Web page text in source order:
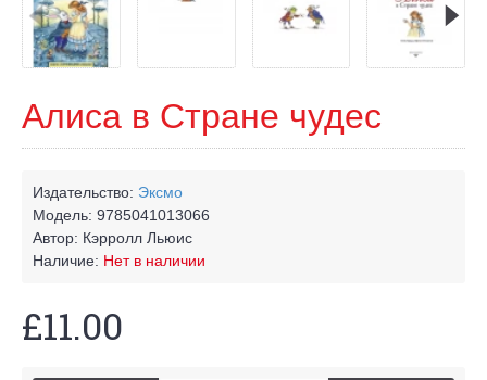
Алиса в Стране чудес
Издательство: Эксмо
Модель: 9785041013066
Автор: Кэрролл Льюис
Наличие: Нет в наличии
£11.00